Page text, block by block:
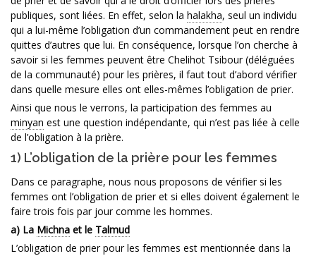
publiques, sont liées. En effet, selon la halakha, seul un individu
qui a lui-même l’obligation d’un commandement peut en rendre
quittes d’autres que lui. En conséquence, lorsque l’on cherche à
savoir si les femmes peuvent être Chelihot Tsibour (déléguées
de la communauté) pour les prières, il faut tout d’abord vérifier
dans quelle mesure elles ont elles-mêmes l’obligation de prier.
Ainsi que nous le verrons, la participation des femmes au
minyan est une question indépendante, qui n’est pas liée à celle
de l’obligation à la prière.
1) L’obligation de la prière pour les femmes
Dans ce paragraphe, nous nous proposons de vérifier si les
femmes ont l’obligation de prier et si elles doivent également le
faire trois fois par jour comme les hommes.
a) La Michna et le Talmud
L’obligation de prier pour les femmes est mentionnée dans la